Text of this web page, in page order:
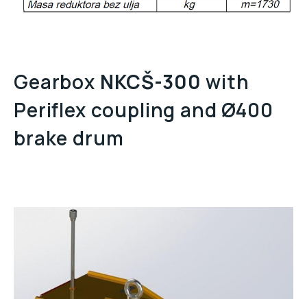
Gearbox NKCŠ-300with
Periflex coupling and Ø400
brake drum